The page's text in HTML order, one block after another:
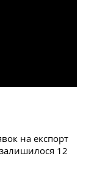
на експорт
12